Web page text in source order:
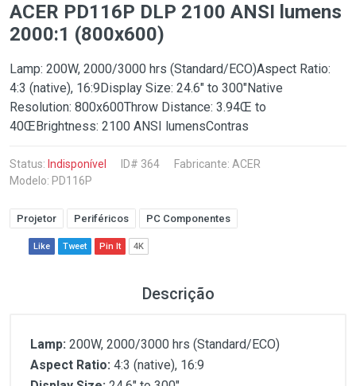
ACER PD116P DLP 2100 ANSI lumens
2000:1 (800x600)
Lamp: 200W, 2000/3000 hrs (Standard/ECO)Aspect Ratio:
4:3 (native), 16:9Display Size: 24.6" to 300"Native
Resolution: 800x600Throw Distance: 3.94Œ to
40ŒBrightness: 2100 ANSI lumensContras
Status: Indisponível ID# 364 Fabricante: ACER
Modelo: PD116P
Projetor Periféricos PC Componentes
Like Tweet Pin It 4K
Descrição
Lamp: 200W, 2000/3000 hrs (Standard/ECO)
Aspect Ratio: 4:3 (native), 16:9